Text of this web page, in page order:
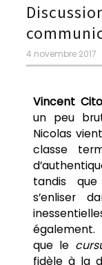
4 novembre 2017
Vincent
un peu
Nicolas
classe
tandis
s’enliser
que le
fidèle à la